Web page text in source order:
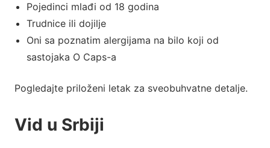
Pojedinci mlađi od 18 godina
Trudnice ili dojilje
Oni sa poznatim alergijama na bilo koji od
sastojaka O Caps-a
Pogledajte priloženi letak za sveobuhvatne detalje.
Vid u Srbiji